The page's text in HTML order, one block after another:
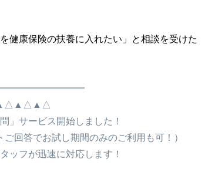
健康保険の扶養に入れたい」と相談を受けた
▲△▲△▲△
」サービス開始しました！
回答でお試し期間のみのご利用も可！）
ッフが迅速に対応します！